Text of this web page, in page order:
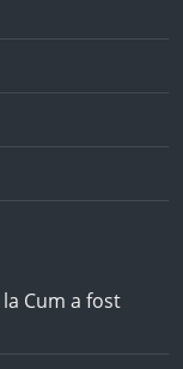
la Cum a fost